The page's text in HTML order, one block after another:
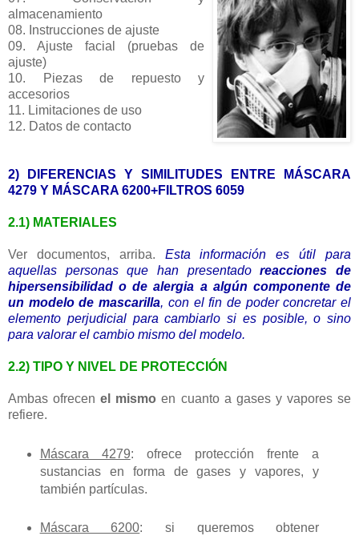
almacenamiento
08. Instrucciones de ajuste
09. Ajuste facial (pruebas de
ajuste)
10. Piezas de repuesto y
accesorios
11. Limitaciones de uso
12. Datos de contacto
2) DIFERENCIAS Y SIMILITUDES ENTRE MÁSCARA
4279 Y MÁSCARA 6200+FILTROS 6059
2.1) MATERIALES
Ver documentos, arriba. Esta información es útil para
aquellas personas que han presentadoreacciones de
hipersensibilidad o de alergia a algún componente de
un modelo de mascarilla, con el fin de poder concretar el
elemento perjudicial para cambiarlo si es posible, o sino
para valorar el cambio mismo del modelo.
2.2) TIPO Y NIVEL DE PROTECCIÓN
Ambas ofrecenel mismo en cuanto a gases y vapores se
refiere.
Máscara 4279: ofrece protección frente a
sustancias en forma de gases y vapores, y
también partículas.
Máscara 6200: si queremos obtener